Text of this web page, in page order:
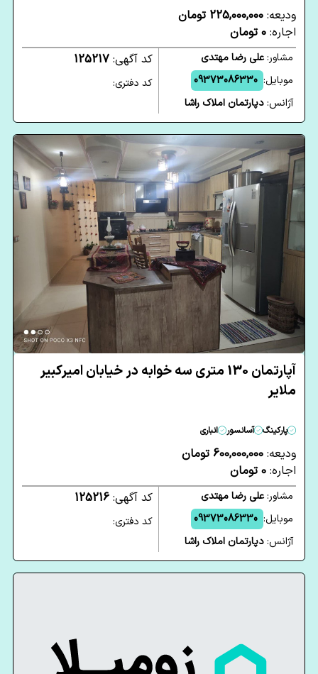
ودیعه: 225,000,000 تومان
اجاره: 0 تومان
مشاور:علی رضا مهتدی
موبایل: 09373086330
آژانس:دپارتمان املاک راشا
کد آگهی: 125217
کد دفتری:
آپارتمان 130 متری سه خوابه در خیابان امیرکبیر
ملایر
پارکینگ آسانسور انباری
ودیعه: 600,000,000 تومان
اجاره: 0 تومان
مشاور:علی رضا مهتدی
موبایل: 09373086330
آژانس:دپارتمان املاک راشا
کد آگهی: 125216
کد دفتری: